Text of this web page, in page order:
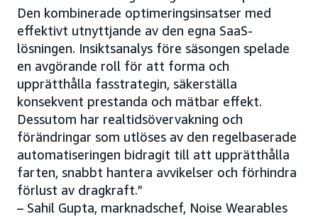
Den kombinerade optimeringsinsatser med
effektivt utnyttjande av den egna SaaS-
lösningen. Insiktsanalys före säsongen spelade
en avgörande roll för att forma och
upprätthålla fasstrategin, säkerställa
konsekvent prestanda och mätbar effekt.
Dessutom har realtidsövervakning och
förändringar som utlöses av den regelbaserade
automatiseringen bidragit till att upprätthålla
farten, snabbt hantera avvikelser och förhindra
förlust av dragkraft.”
– Sahil Gupta, marknadschef, Noise Wearables